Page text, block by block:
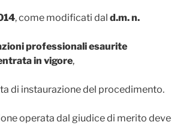
, come modificati dal d.m. n.
professionali esaurite
in vigore,
di instaurazione del procedimento.
operata dal giudice di merito deve